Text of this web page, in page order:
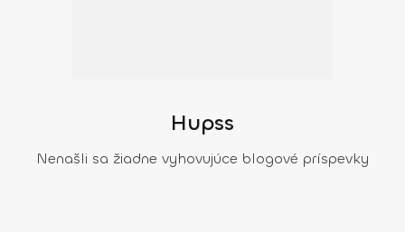
Hupss
Nenašli sa žiadne vyhovujúce blogové príspevky